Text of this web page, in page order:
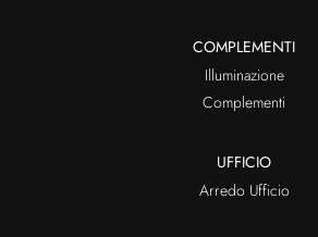
COMPLEMENTI
Illuminazione
Complementi
UFFICIO
Arredo Ufficio